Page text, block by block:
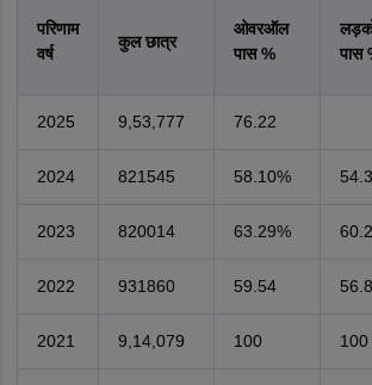
परिणाम
वर्ष
कुल छात्र
ओवरऑल
पास %
पास
2025 9,53,777 76.22
2024 821545 58.10%
2023 820014 63.29%
2022 931860 59.54
2021 9,14,079 100 100